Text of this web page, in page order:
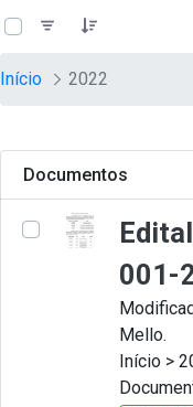
Pular para o Conteúdo
teste descricao
Início 2022
Documentos
001-
Mello.
Início >